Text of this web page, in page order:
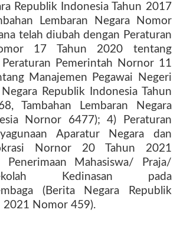
Republik Indonesia Tahun 2017
Lembaran Negara Nomor
telah diubah dengan Peraturan
17 Tahun 2020 tentang
Peraturan Pemerintah Nornor 11
Manajemen Pegawai Negeri
Republik Indonesia Tahun
Tambahan Lembaran Negara
Nornor 6477); 4) Peraturan
Aparatur Negara dan
Nornor 20 Tahun 2021
Penerimaan Mahasiswa/ Praja/
Kedinasan pada
(Berita Negara Republik
2021 Nomor 459).